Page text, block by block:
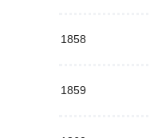
1858
1859